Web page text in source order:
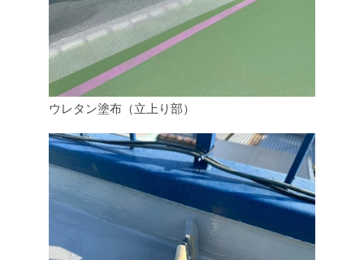
ウレタン塗布（立上り部）